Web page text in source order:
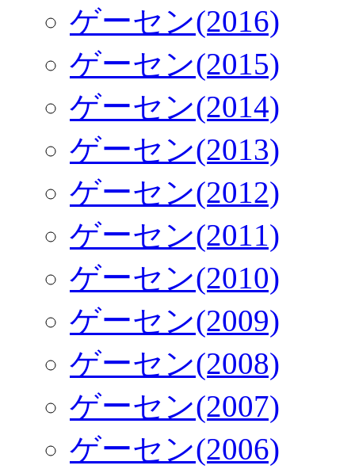
ゲーセン(2016)
ゲーセン(2015)
ゲーセン(2014)
ゲーセン(2013)
ゲーセン(2012)
ゲーセン(2011)
ゲーセン(2010)
ゲーセン(2009)
ゲーセン(2008)
ゲーセン(2007)
ゲーセン(2006)